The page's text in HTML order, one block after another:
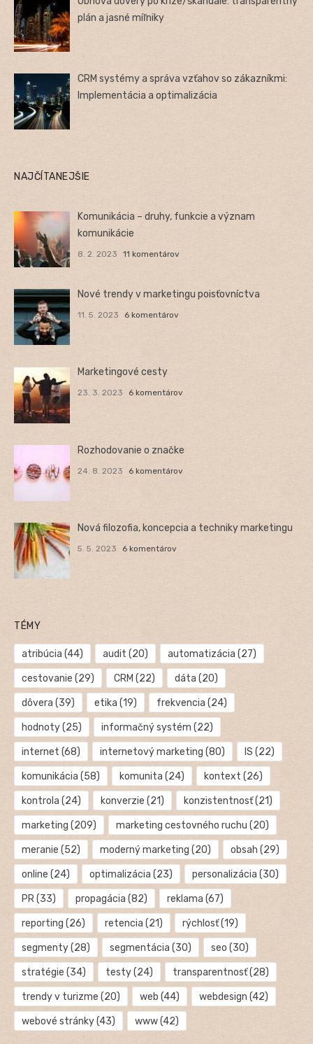
plán a jasné míľniky
CRM systémy a správa vzťahov so zákazníkmi:
Implementácia a optimalizácia
NAJČÍTANEJŠIE
Komunikácia – druhy, funkcie a význam
komunikácie
8. 2. 2023 11 komentárov
Nové trendy v marketingu poisťovníctva
11. 5. 2023 6 komentárov
Marketingové cesty
23. 3. 2023 6 komentárov
Rozhodovanie o značke
24. 8. 2023 6 komentárov
Nová filozofia, koncepcia a techniky marketingu
5. 5. 2023 6 komentárov
TÉMY
atribúcia (44) audit (20) automatizácia (27)
cestovanie (29) CRM (22) dáta (20)
dôvera (39) etika (19) frekvencia (24)
hodnoty(25) informačný systém (22)
internet (68) internetový marketing (80) IS (22)
komunikácia (58) komunita (24) kontext (26)
kontrola (24) konverzie (21) konzistentnosť(21)
marketing (209) marketing cestovného ruchu (20)
meranie (52) moderný marketing (20) obsah (29)
online (24) optimalizácia (23) personalizácia (30)
PR(33) propagácia (82) reklama (67)
reporting (26) retencia (21) rýchlosť(19)
segmenty(28) segmentácia (30) seo (30)
stratégie (34) testy(24) transparentnosť(28)
trendy v turizme (20) web (44) webdesign (42)
webové stránky(43) www(42)